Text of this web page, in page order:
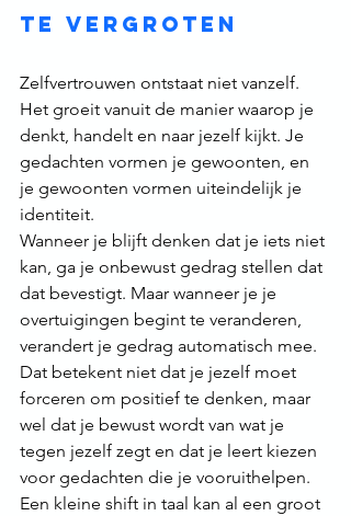
te vergroten
Zelfvertrouwen ontstaat niet vanzelf.
Het groeit vanuit de manier waarop je
denkt, handelt en naar jezelf kijkt. Je
gedachten vormen je gewoonten, en
je gewoonten vormen uiteindelijk je
identiteit.
Wanneer je blijft denken dat je iets niet
kan, ga je onbewust gedrag stellen dat
dat bevestigt. Maar wanneer je je
overtuigingen begint te veranderen,
verandert je gedrag automatisch mee.
Dat betekent niet dat je jezelf moet
forceren om positief te denken, maar
wel dat je bewust wordt van wat je
tegen jezelf zegt en dat je leert kiezen
voor gedachten die je vooruithelpen.
Een kleine shift in taal kan al een groot